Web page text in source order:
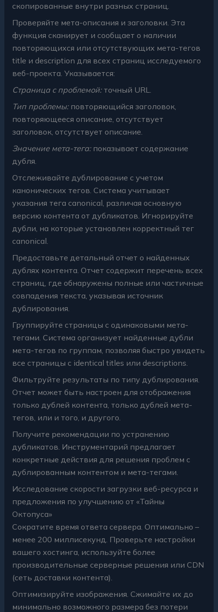
скопированные внутри разных страниц.
Проверяйте мета-описания и заголовки. Эта
функция сканирует и сообщает о наличии
повторяющихся или отсутствующих мета-тегов
title и description для всех страниц исследуемого
веб-проекта. Указывается:
Страница с проблемой:точный URL.
Тип проблемы:повторяющийся заголовок,
повторяющееся описание, отсутствует
заголовок, отсутствует описание.
Значение мета-тега:показывает содержание
дубля.
Отслеживайте дублирование с учетом
канонических тегов. Система учитывает
указания тега canonical, различая основную
версию контента от дубликатов. Игнорируйте
дубли, на которые установлен корректный тег
canonical.
Предоставьте детальный отчет о найденных
дублях контента. Отчет содержит перечень всех
страниц, где обнаружены полные или частичные
совпадения текста, указывая источник
дублирования.
Группируйте страницы с одинаковыми мета-
тегами. Система организует найденные дубли
мета-тегов по группам, позволяя быстро увидеть
все страницы с identical titles или descriptions.
Фильтруйте результаты по типу дублирования.
Отчет может быть настроен для отображения
только дублей контента, только дублей мета-
тегов, или и того, и другого.
Получите рекомендации по устранению
дубликатов. Инструментарий предлагает
конкретные действия для решения проблем с
дублированным контентом и мета-тегами.
Исследование скорости загрузки веб-ресурса и
предложения по улучшению от «Тайны
Октопуса»
Сократите время ответа сервера. Оптимально –
менее 200 миллисекунд. Проверьте настройки
вашего хостинга, используйте более
производительные серверные решения или CDN
(сеть доставки контента).
Оптимизируйте изображения. Сжимайте их до
минимально возможного размера без потери